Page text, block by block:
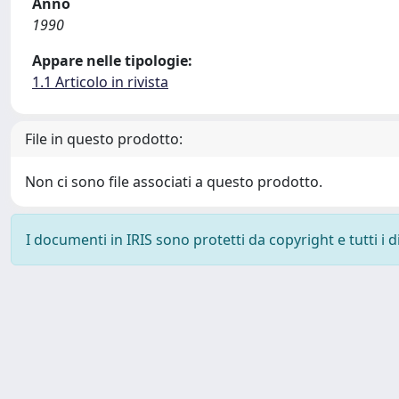
1990
Appare nelle tipologie:
1.1 Articolo in rivista
File in questo prodotto:
Non ci sono file associati a questo prodotto.
I documenti in IRIS sono protetti da copyright e tutti i